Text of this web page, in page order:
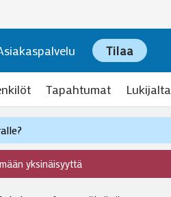
Tilaa
Tapahtumat Lukijalta
yksinäisyyttä